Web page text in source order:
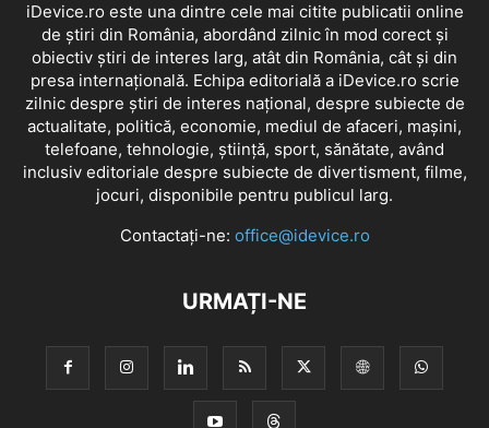
iDevice.ro este una dintre cele mai citite publicatii online
de știri din România, abordând zilnic în mod corect și
obiectiv știri de interes larg, atât din România, cât și din
presa internațională. Echipa editorială a iDevice.ro scrie
zilnic despre știri de interes național, despre subiecte de
actualitate, politică, economie, mediul de afaceri, mașini,
telefoane, tehnologie, știință, sport, sănătate, având
inclusiv editoriale despre subiecte de divertisment, filme,
jocuri, disponibile pentru publicul larg.
Contactați-ne: office@idevice.ro
URMAȚI-NE